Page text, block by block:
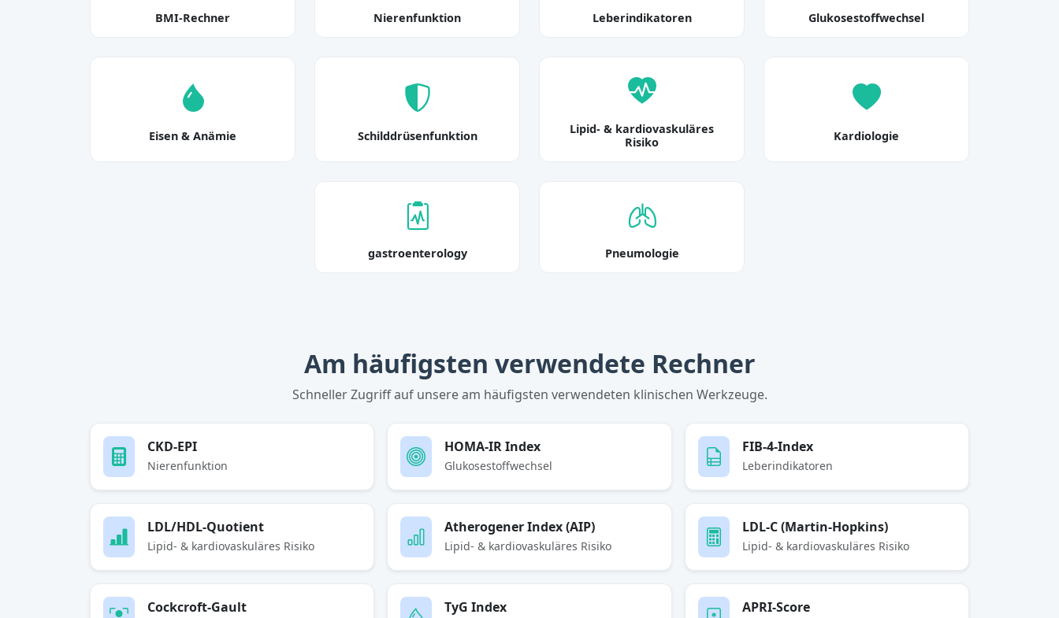
BMI-Rechner Nierenfunktion Leberindikatoren Glukosestoffwechsel
Eisen & Anämie Schilddrüsenfunktion
Lipid- & kardiovaskuläres
Risiko
Kardiologie
gastroenterology Pneumologie
Am häufigsten verwendete Rechner
Schneller Zugriff auf unsere am häufigsten verwendeten klinischen Werkzeuge.
CKD-EPI
Nierenfunktion
HOMA-IR Index
Glukosestoffwechsel
FIB-4-Index
Leberindikatoren
LDL/HDL-Quotient
Lipid- & kardiovaskuläres Risiko
Atherogener Index (AIP)
Lipid- & kardiovaskuläres Risiko
LDL-C (Martin-Hopkins)
Lipid- & kardiovaskuläres Risiko
Cockcroft-Gault TyG Index APRI-Score